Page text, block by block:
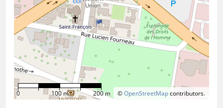
©OpenStreetMapcontributors.
0 100 m 200 m